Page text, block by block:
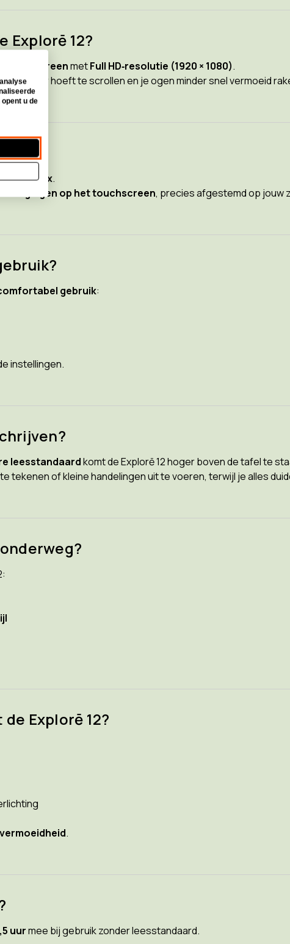
Explorē 12?
metFull HD‑resolutie (1920 × 1080).
je minder hoeft te scrollen en je ogen minder snel vermoeid
2x tot 30x.
op het touchscreen, precies afgestemd op jouw
gebruik:
instellingen.
leesstandaardkomt de Explorē 12 hoger boven de tafel te
tekenen of kleine handelingen uit te voeren, terwijl je alles
Explorē 12?
.
uurmee bij gebruik zonder leesstandaard.
u de